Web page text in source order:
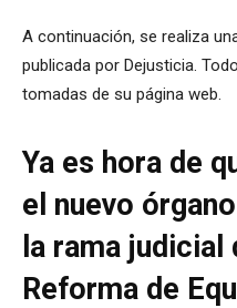
A continuación, se realiza
publicada por Dejusticia.
tomadas de su página web.
Ya es hora de
el nuevo
la rama
Reforma de